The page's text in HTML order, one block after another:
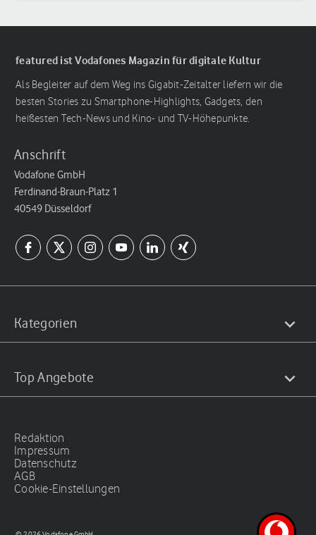
featured ist Vodafones Magazin für digitale Kultur
Als Begleiter auf dem Weg ins Gigabit-Zeitalter liefern wir die
besten Stories zu Smartphone-Highlights, Gadgets, den
heißesten Tech-News und Kino- und TV-Höhepunkte.
Anschrift
Vodafone GmbH
Ferdinand-Braun-Platz 1
40549 Düsseldorf
Kategorien
Top Angebote
Redaktion
Impressum
Datenschutz
AGB
Cookie-Einstellungen